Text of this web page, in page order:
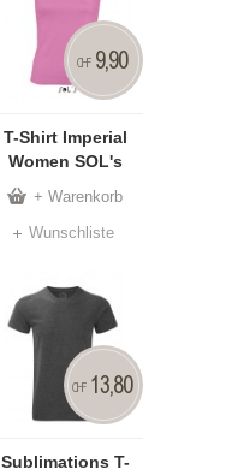
T-Shirt Imperial
Women SOL's
CHF 9,90
+ Warenkorb
Wunschliste
Sublimations T-
CHF 13,80